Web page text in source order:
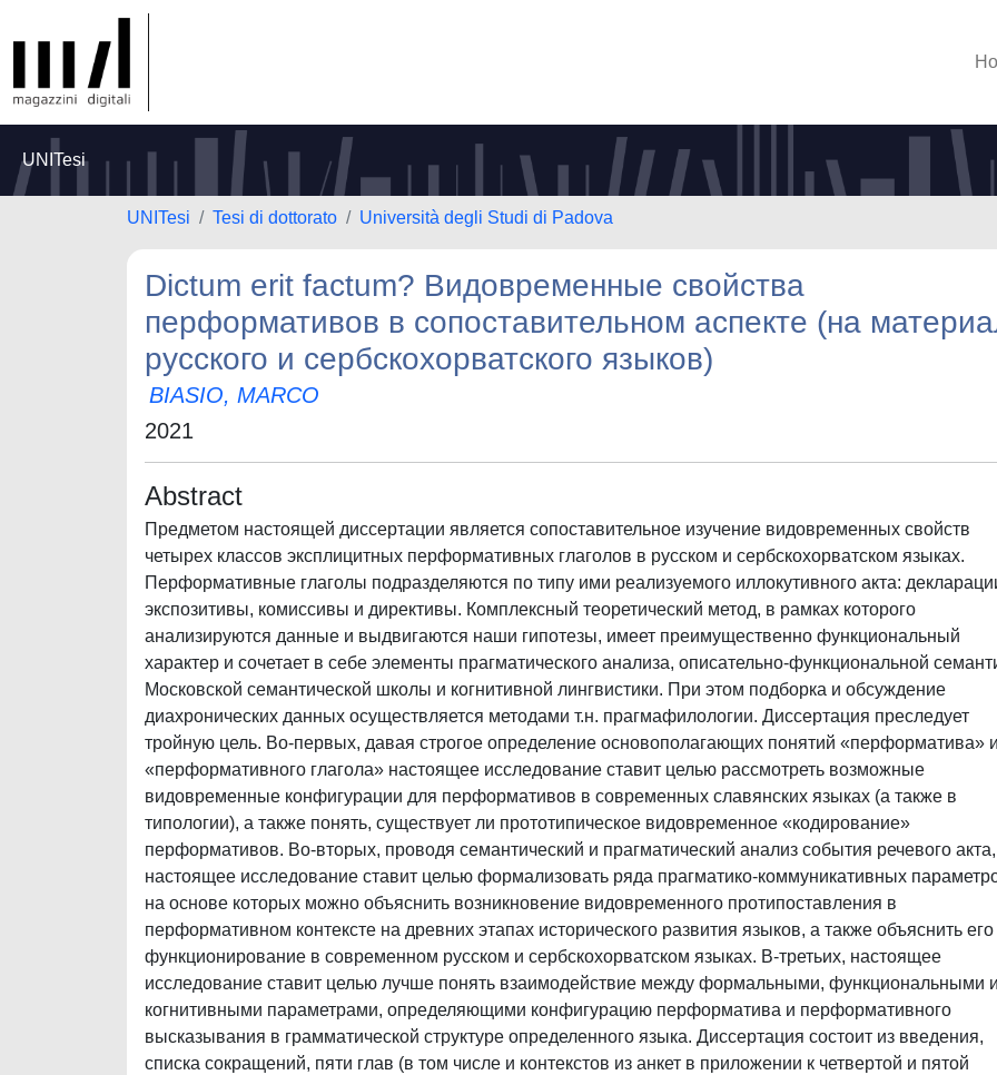
UNITesi
UNITesi Tesi di dottorato Università degli Studi di Padova
Dictum erit factum? Видовременные свойства
перформативов в сопоставительном аспекте (на
русского и сербскохорватского языков)
BIASIO, MARCO
2021
Abstract
Предметом настоящей диссертации является сопоставительное изучение видовременных свойств
четырех классов эксплицитных перформативных глаголов в русском и сербскохорватском языках.
Перформативные глаголы подразделяются по типу ими реализуемого иллокутивного акта:
экспозитивы, комиссивы и директивы. Комплексный теоретический метод, в рамках которого
анализируются данные и выдвигаются наши гипотезы, имеет преимущественно функциональный
характер и сочетает в себе элементы прагматического анализа, описательно-функциональной
Московской семантической школы и когнитивной лингвистики. При этом подборка и обсуждение
диахронических данных осуществляется методами т.н. прагмафилологии. Диссертация преследует
тройную цель. Во-первых, давая строгое определение основополагающих понятий «перформатива» и
«перформативного глагола» настоящее исследование ставит целью рассмотреть возможные
видовременные конфигурации для перформативов в современных славянских языках (а также в
типологии), а также понять, существует ли прототипическое видовременное «кодирование»
перформативов. Во-вторых, проводя семантический и прагматический анализ события речевого акта,
настоящее исследование ставит целью формализовать ряда прагматико-коммуникативных
на основе которых можно объяснить возникновение видовременного протипоставления в
перформативном контексте на древних этапах исторического развития языков, а также объяснить его
функционирование в современном русском и сербскохорватском языках. В-третьих, настоящее
исследование ставит целью лучше понять взаимодействие между формальными, функциональными и
когнитивными параметрами, определяющими конфигурацию перформатива и перформативного
высказывания в грамматической структуре определенного языка. Диссертация состоит из введения,
списка сокращений, пяти глав (в том числе и контекстов из анкет в приложении к четвертой и пятой